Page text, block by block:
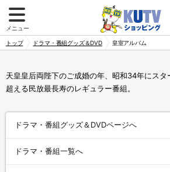
メニュー
トップ ドラマ・番組グッズ＆DVD 皇室アルバム
天皇皇后両陛下のご成婚の年、昭和34年にス
超える民放最長寿のレギュラー番組。
ドラマ・番組グッズ＆DVDページへ
ドラマ・番組一覧へ